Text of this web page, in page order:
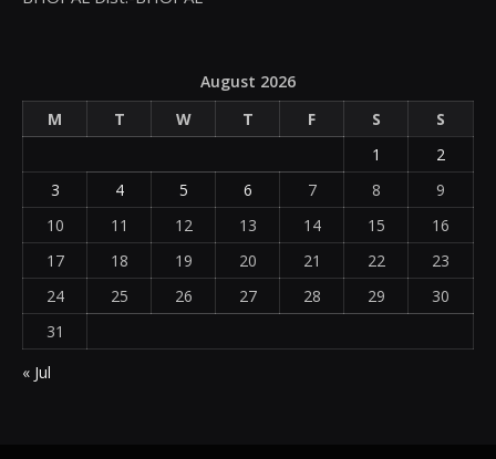
August 2026
M
T W T F S
S
1
2
3
4 5 6 7 8
9
10
11 12 13 14 15
16
17
18 19 20 21 22
23
24
25 26 27 28 29
30
31
« Jul